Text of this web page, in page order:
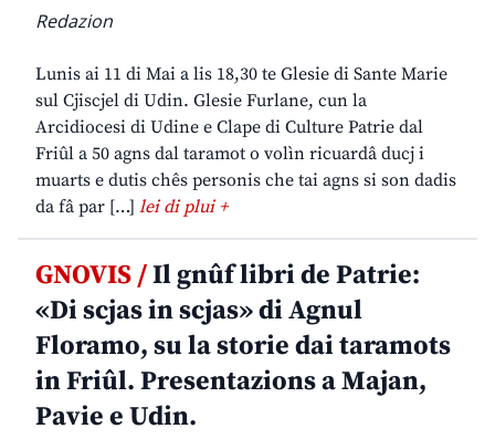
Redazion
Lunis ai 11 di Mai a lis 18,30 te Glesie di Sante Marie
sul Cjiscjel di Udin. Glesie Furlane, cun la
Arcidiocesi di Udine e Clape di Culture Patrie dal
Friûl a 50 agns dal taramot o volìn ricuardâ ducj i
muarts e dutis chês personis che tai agns si son dadis
da fâ par […] lei di plui +
GNOVIS /Il gnûf libri de Patrie:
«Di scjas in scjas» di Agnul
Floramo, su la storie dai taramots
in Friûl. Presentazions a Majan,
Pavie e Udin.